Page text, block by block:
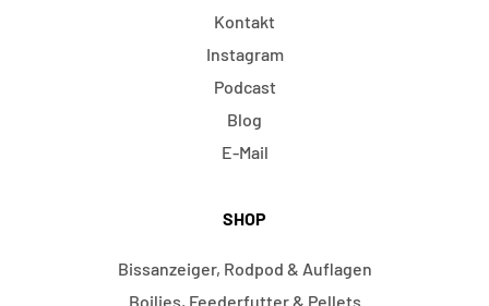
Kontakt
Instagram
Podcast
Blog
E-Mail
SHOP
Bissanzeiger, Rodpod & Auflagen
Boilies, Feederfutter & Pellets